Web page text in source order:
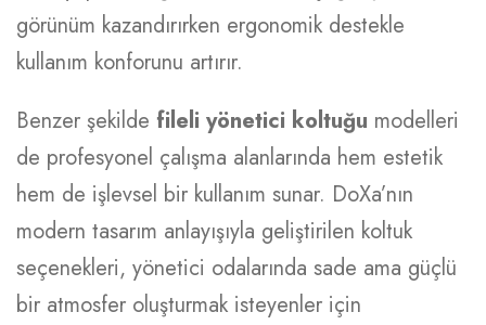
görünüm kazandırırken ergonomik destekle
kullanım konforunu artırır.
Benzer şekilde fileli yönetici koltuğu modelleri
de profesyonel çalışma alanlarında hem estetik
hem de işlevsel bir kullanım sunar. DoXa’nın
modern tasarım anlayışıyla geliştirilen koltuk
seçenekleri, yönetici odalarında sade ama güçlü
bir atmosfer oluşturmak isteyenler için